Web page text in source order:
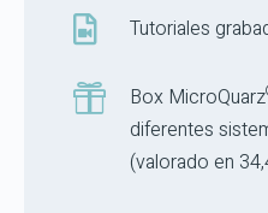
 Tutoriales
 Box MicroQuarz
diferentes
(valorado en